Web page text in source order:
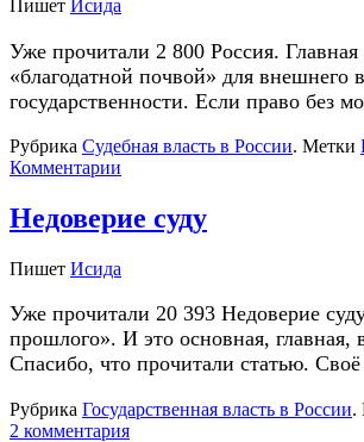
Пишет Исида
Уже прочитали 2 800 Россия. Главная
«благодатной почвой» для
государственности. Если право без
Рубрика Судебная власть в России. Метки
Комментарии
Недоверие суду
Пишет Исида
Уже прочитали 20 393 Недоверие
прошлого». И это основная, главная,
Спасибо, что прочитали статью.
Рубрика Государственная власть в России.
2 комментария